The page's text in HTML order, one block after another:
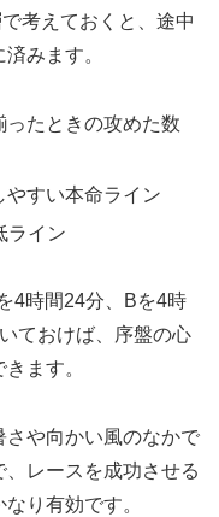
考えておくと、途中
みます。
たときの攻めた数
やすい本命ライン
ライン
4時間24分、Bを4時
ておけば、序盤の心
ます。
や向かい風のなかで
レースを成功させる
り有効です。